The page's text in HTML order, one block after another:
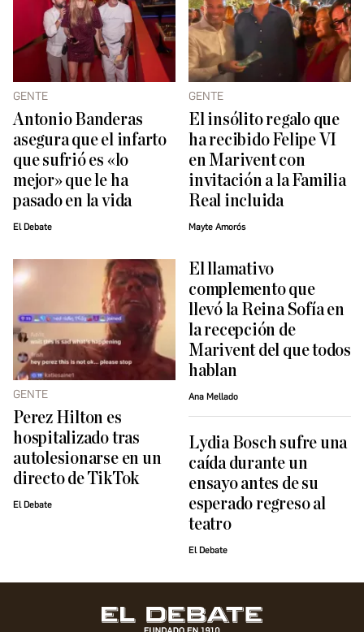
GENTE
Antonio Banderas
asegura que el infarto
que sufrió es «lo
mejor» que le ha
pasado en la vida
El Debate
GENTE
El insólito regalo que
ha recibido Felipe VI
en Marivent con
invitación a la Familia
Real incluida
Mayte Amorós
GENTE
Perez Hilton es
hospitalizado tras
autolesionarse en un
directo de TikTok
El Debate
El llamativo
complemento que
llevó la Reina Sofía en
la recepción de
Marivent del que todos
hablan
Ana Mellado
Lydia Bosch sufre una
caída durante un
ensayo antes de su
esperado regreso al
teatro
El Debate